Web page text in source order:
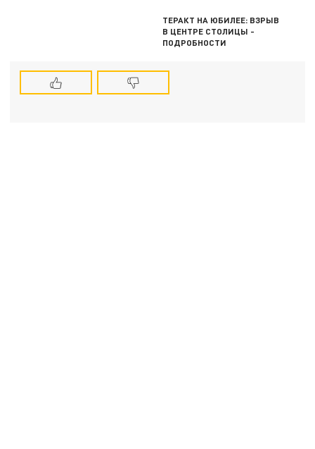
ТЕРАКТ НА ЮБИЛЕЕ: ВЗРЫВ
В ЦЕНТРЕ СТОЛИЦЫ -
ПОДРОБНОСТИ